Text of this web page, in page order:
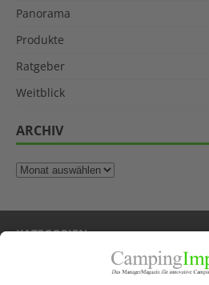
Panorama
Produkte
Ratgeber
Weitblick
ARCHIV
KATEGORIEN